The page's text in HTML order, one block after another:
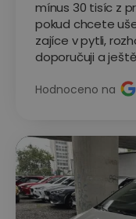
mínus 30 tisíc z
pokud chcete
zajíce v pytli,
doporučuji a
Hodnoceno na